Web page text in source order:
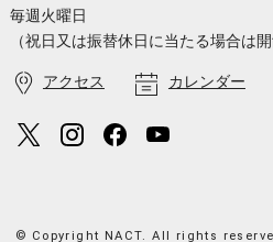
毎週火曜日
（祝日又は振替休日に当たる場合は
アクセス カレンダー
© Copyright NACT. All rights